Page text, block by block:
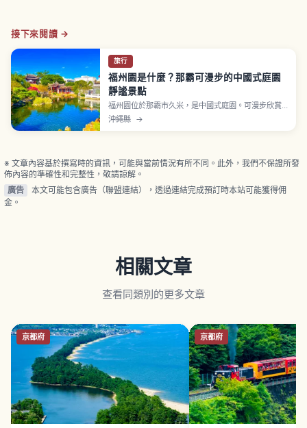
接下來閱讀 →
旅行
福州園是什麼？那霸可漫步的中國式庭園
靜謐景點
福州園位於那霸市久米，是中國式庭園。可漫步欣賞
福州式建築、池塘與綠意景觀，易與國際通周邊、那
霸市中心觀光串聯。短暫停留也能輕鬆順遊。
沖繩縣 →
※ 文章內容基於撰寫時的資訊，可能與當前情況有所不同。此外，我們不保證所發
佈內容的準確性和完整性，敬請諒解。
廣告
本文可能包含廣告（聯盟連結），透過連結完成預訂時本站可能獲得佣
金。
相關文章
查看同類別的更多文章
京都府 京都府